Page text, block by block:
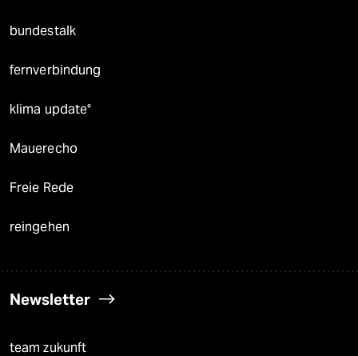
bundestalk
fernverbindung
klima update°
Mauerecho
Freie Rede
reingehen
Newsletter
team zukunft